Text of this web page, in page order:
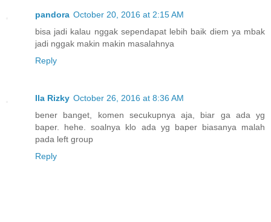
pandora October 20, 2016 at 2:15 AM
bisa jadi kalau nggak sependapat lebih baik diem ya mbak
jadi nggak makin makin masalahnya
Reply
Ila Rizky October 26, 2016 at 8:36 AM
bener banget, komen secukupnya aja, biar ga ada yg
baper. hehe. soalnya klo ada yg baper biasanya malah
pada left group
Reply